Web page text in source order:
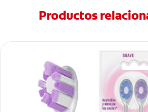
Productos